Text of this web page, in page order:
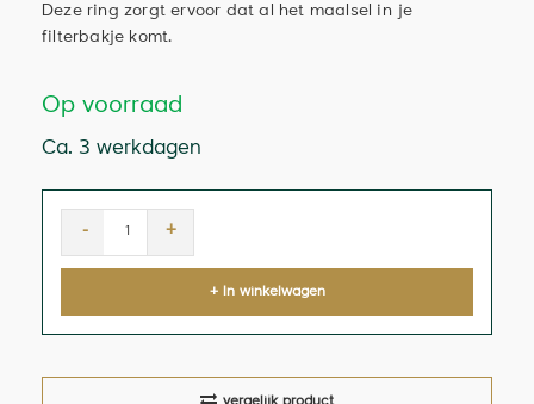
Deze ring zorgt ervoor dat al het maalsel in je
filterbakje komt.
Op voorraad
Ca. 3 werkdagen
- +
+ In winkelwagen
vergelijk product